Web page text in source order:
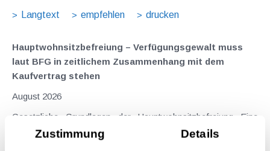
Zustimmung Details
Langtext
empfehlen drucken
Hauptwohnsitz​­befreiung – Verfügungsgewalt muss
laut BFG in zeitlichem Zusammenhang mit dem
Kaufvertrag stehen
August 2026
Gesetzliche Grundlagen der Hauptwohnsitzbefreiung Eine
Ausnahme von der bei privaten Grundstücksveräußerungen